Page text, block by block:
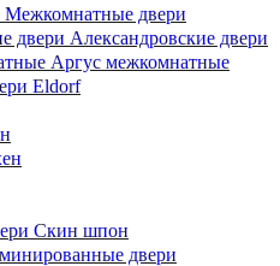
Межкомнатные двери
Александровские двери
Аргус межкомнатные
Eldorf
Скин шпон
двери